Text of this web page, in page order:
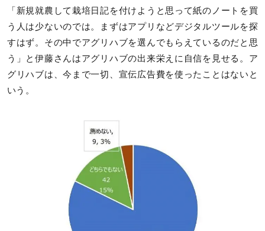
「新規就農して栽培日記を付けようと思って紙のノートを買
う人は少ないのでは。まずはアプリなどデジタルツールを探
すはず。その中でアグリハブを選んでもらえているのだと思
う」と伊藤さんはアグリハブの出来栄えに自信を見せる。ア
グリハブは、今まで一切、宣伝広告費を使ったことはないと
いう。